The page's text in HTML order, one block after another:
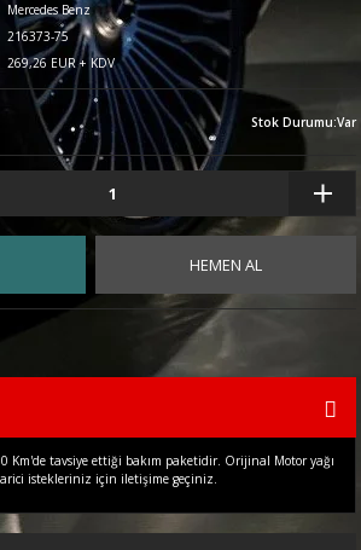
Mercedes Benz
216373-75
269,26 EUR + KDV
Stok Durumu:Var
HEMEN AL
Km'de tavsiye ettiği bakım paketidir. Orijinal Motor yağı
istekleriniz için iletişime geçiniz.